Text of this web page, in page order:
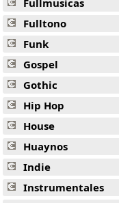
Fullmusicas
Fulltono
Funk
Gospel
Gothic
Hip Hop
House
Huaynos
Indie
Instrumentales